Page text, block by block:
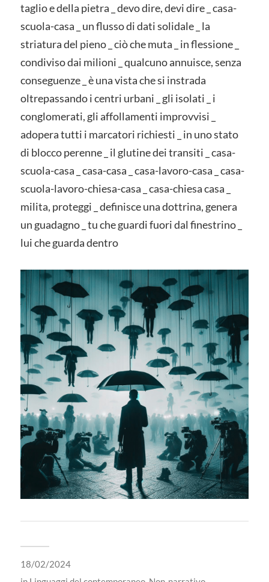
taglio e della pietra _ devo dire, devi dire _ casa-
scuola-casa _ un flusso di dati solidale _ la
striatura del pieno _ ciò che muta _ in flessione _
condiviso dai milioni _ qualcuno annuisce, senza
conseguenze _ è una vista che si instrada
oltrepassando i centri urbani _ gli isolati _ i
conglomerati, gli affollamenti improvvisi _
adopera tutti i marcatori richiesti _ in uno stato
di blocco perenne _ il glutine dei transiti _ casa-
scuola-casa _ casa-casa _ casa-lavoro-casa _ casa-
scuola-lavoro-chiesa-casa _ casa-chiesa casa _
milita, proteggi _ definisce una dottrina, genera
un guadagno _ tu che guardi fuori dal finestrino _
lui che guarda dentro
18/02/2024